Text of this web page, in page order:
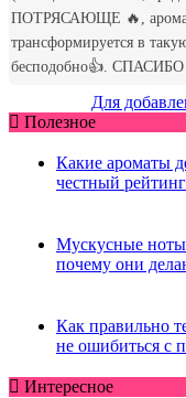
Для
Полезное
Какие ароматы
честный рейтинг
Мускусные ноты
почему они
Как правильно
не ошибиться с
Интересное